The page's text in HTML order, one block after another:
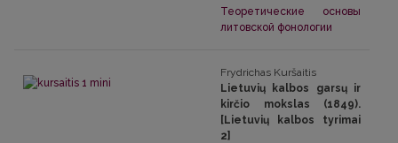
Теоретические основы
литовской фонологии
Frydrichas Kuršaitis
Lietuvių kalbos garsų ir
kirčio mokslas (1849).
[Lietuvių kalbos tyrimai
2]